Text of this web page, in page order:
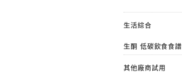
生活綜合
生酮 低碳飲食食譜
其他廠商試用